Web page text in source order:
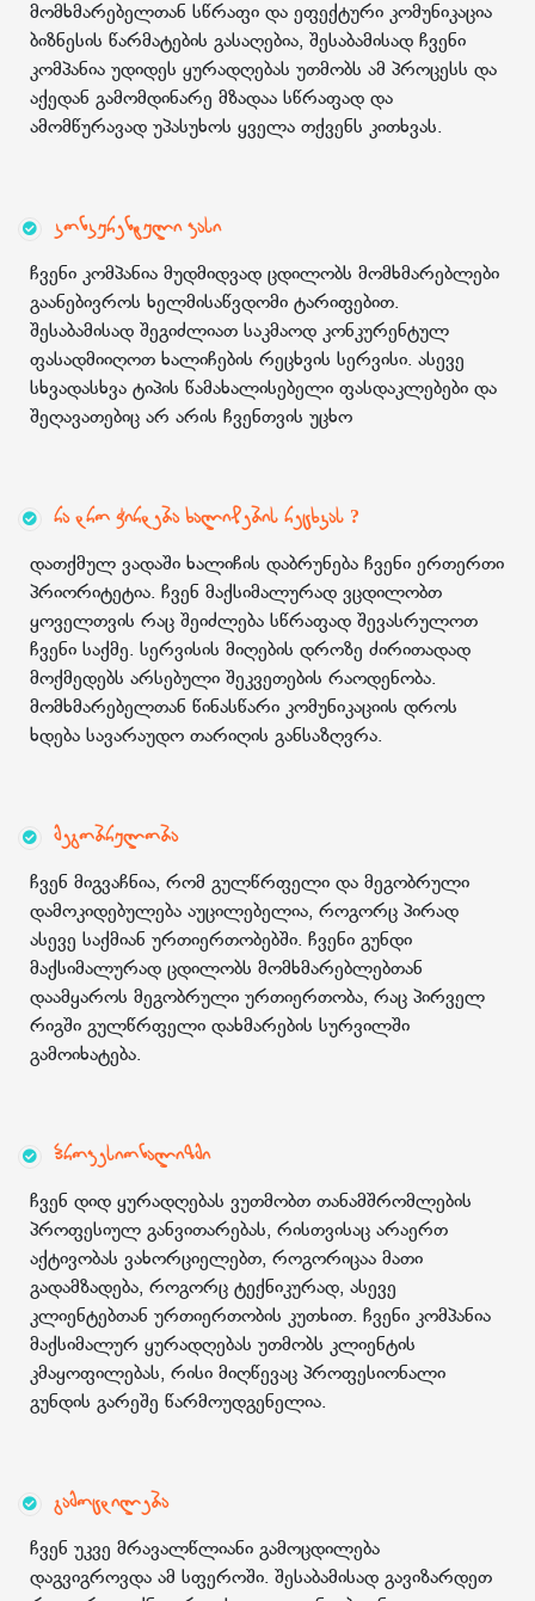
მომხმარებელთან სწრაფი და ეფექტური კომუნიკაცია
ბიზნესის წარმატების გასაღებია, შესაბამისად ჩვენი
კომპანია უდიდეს ყურადღებას უთმობს ამ პროცესს და
აქედან გამომდინარე მზადაა სწრაფად და
ამომწურავად უპასუხოს ყველა თქვენს კითხვას.
კონკურენტული ფასი
ჩვენი კომპანია მუდმიდვად ცდილობს მომხმარებლები
გაანებივროს ხელმისაწვდომი ტარიფებით.
შესაბამისად შეგიძლიათ საკმაოდ კონკურენტულ
ფასადმიიღოთ ხალიჩების რეცხვის სერვისი. ასევე
სხვადასხვა ტიპის წამახალისებელი ფასდაკლებები და
შეღავათებიც არ არის ჩვენთვის უცხო
რა დრო ჭირდება ხალიჩების რეცხვას ?
დათქმულ ვადაში ხალიჩის დაბრუნება ჩვენი ერთერთი
პრიორიტეტია. ჩვენ მაქსიმალურად ვცდილობთ
ყოველთვის რაც შეიძლება სწრაფად შევასრულოთ
ჩვენი საქმე. სერვისის მიღების დროზე ძირითადად
მოქმედებს არსებული შეკვეთების რაოდენობა.
მომხმარებელთან წინასწარი კომუნიკაციის დროს
ხდება სავარაუდო თარიღის განსაზღვრა.
მეგობრულობა
ჩვენ მიგვაჩნია, რომ გულწრფელი და მეგობრული
დამოკიდებულება აუცილებელია, როგორც პირად
ასევე საქმიან ურთიერთობებში. ჩვენი გუნდი
მაქსიმალურად ცდილობს მომხმარებლებთან
დაამყაროს მეგობრული ურთიერთობა, რაც პირველ
რიგში გულწრფელი დახმარების სურვილში
გამოიხატება.
პროფესიონალიზმი
ჩვენ დიდ ყურადღებას ვუთმობთ თანამშრომლების
პროფესიულ განვითარებას, რისთვისაც არაერთ
აქტივობას ვახორციელებთ, როგორიცაა მათი
გადამზადება, როგორც ტექნიკურად, ასევე
კლიენტებთან ურთიერთობის კუთხით. ჩვენი კომპანია
მაქსიმალურ ყურადღებას უთმობს კლიენტის
კმაყოფილებას, რისი მიღწევაც პროფესიონალი
გუნდის გარეშე წარმოუდგენელია.
გამოცდილება
ჩვენ უკვე მრავალწლიანი გამოცდილება
დაგვიგროვდა ამ სფეროში. შესაბამისად გავიზარდეთ